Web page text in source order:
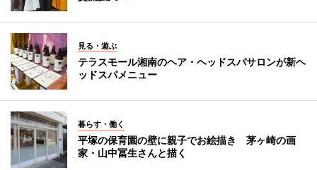
見る・遊ぶ
テラスモール湘南のヘア・ヘッドスパサロンが新ヘ
ッドスパメニュー
暮らす・働く
平塚の保育園の壁に親子でお絵描き 茅ヶ崎の画
家・山中冨生さんと描く